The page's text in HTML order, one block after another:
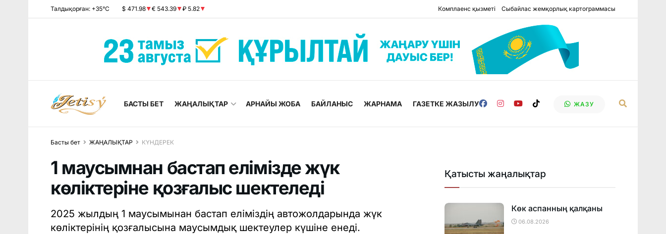
Талдықорған: +35°C $ 471.98 € 543.39 ₽ 5.82 Комплаенс қызметі Сыбайлас жемқорлық картограммасы
БАСТЫ БЕТ ЖАҢАЛЫҚТАР АРНАЙЫ ЖОБА БАЙЛАНЫС ЖАРНАМА ГАЗЕТКЕ ЖАЗЫЛУ ЖАЗУ
Басты бет ЖАҢАЛЫҚТАР КҮНДЕРЕК
1 маусымнан бастап елімізде жүк
көліктеріне қозғалыс шектеледі
2025 жылдың 1 маусымынан бастап еліміздің автожолдарында жүк
көліктерінің қозғалысына маусымдық шектеулер күшіне енеді.
Қатысты жаңалықтар
Көк аспанның қалқаны
06.08.2026